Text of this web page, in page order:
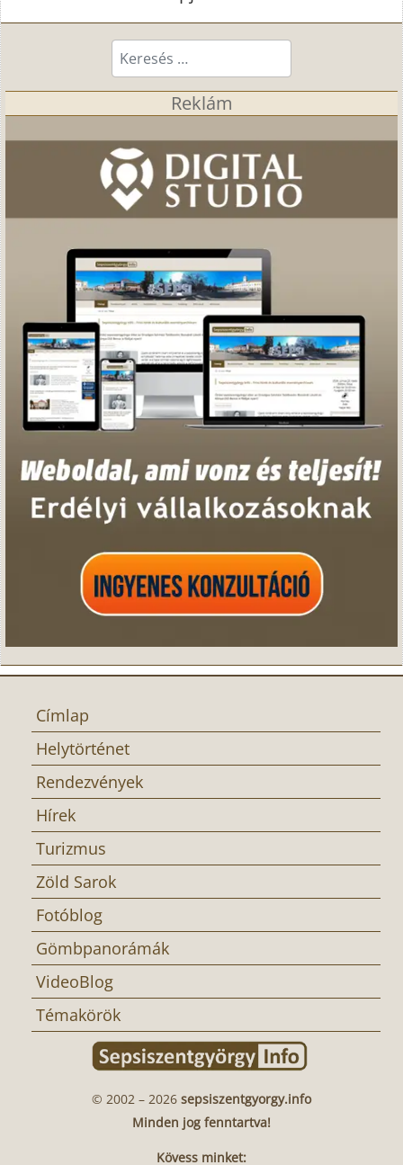
Keresés...
Reklám
Címlap
Helytörténet
Rendezvények
Hírek
Turizmus
Zöld Sarok
Fotóblog
Gömbpanorámák
VideoBlog
Témakörök
© 2002 – 2026 sepsiszentgyorgy.info
Minden jog fenntartva!
Kövess minket: